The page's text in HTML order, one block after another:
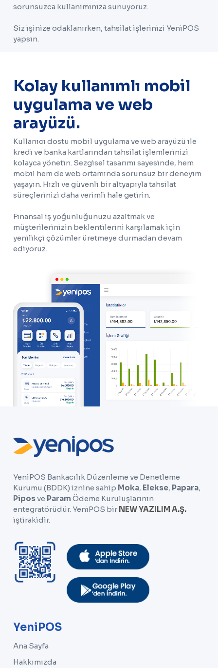
sorunsuzca kullanımınıza sunuyoruz.
Siz işinize odaklanırken, tahsilat işlerinizi YeniPOS
yapsın.
Kolay kullanımlı mobil
uygulama ve web
arayüzü.
Kullanıcı dostu mobil uygulama ve web arayüzü ile
kredi ve banka kartlarından tahsilat işlemlerinizi
kolayca yönetin. Sezgisel tasarımı sayesinde, hem
mobil hem de web ortamında sorunsuz bir deneyim
yaşayın. Hızlı ve güvenli bir altyapıyla tahsilat
süreçlerinizi daha verimli hale getirin.
Finansal iş yoğunluğunuzu azaltmak ve
müşterilerinizin beklentilerini karşılamak için
yenilikçi çözümler üretmeye durmadan devam
ediyoruz.
YeniPOS Bankacılık Düzenleme ve Denetleme
Kurumu (BDDK) iznine sahip Moka, Elekse, Papara,
Piposve Param Ödeme Kuruluşlarının
entegratörüdür. YeniPOS bir NEW YAZILIM A.Ş.
iştirakidir.
YeniPOS
Ana Sayfa
Hakkımızda